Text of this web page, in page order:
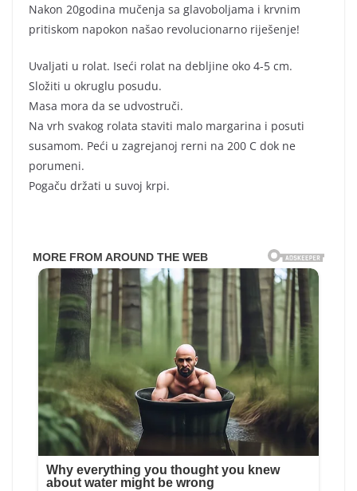
Nakon 20godina mučenja sa glavoboljama i krvnim
pritiskom napokon našao revolucionarno riješenje!
Uvaljati u rolat. Iseći rolat na debljine oko 4-5 cm.
Složiti u okruglu posudu.
Masa mora da se udvostruči.
Na vrh svakog rolata staviti malo margarina i posuti
susamom. Peći u zagrejanoj rerni na 200 C dok ne
porumeni.
Pogaču držati u suvoj krpi.